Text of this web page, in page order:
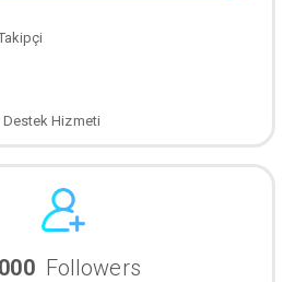
Destek Hizmeti
Followers